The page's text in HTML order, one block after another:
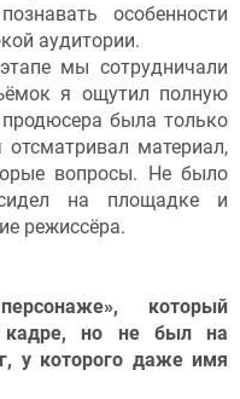
особенности
аудитории.
мы сотрудничали
я ощутил полную
была только
материал,
вопросы. Не было
на площадке и
режиссёра.
который
кадре, но не был на
у которого даже имя